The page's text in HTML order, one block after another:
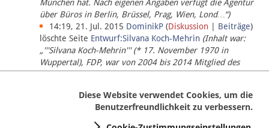
München hat. Nach eigenen Angaben verfügt die Agentur
über Büros in Berlin, Brüssel, Prag, Wien, Lond…“)
14:19, 21. Jul. 2015 DominikP (Diskussion Beiträge)
löschte Seite Entwurf:Silvana Koch-Mehrin (Inhalt war:
„'''Silvana Koch-Mehrin''' (* 17. November 1970 in
Wuppertal), FDP, war von 2004 bis 2014 Mitglied des
Europäischen Parlaments, seit November 2014 ist sie für
Diese Website verwendet Cookies, um die
Benutzerfreundlichkeit zu verbessern.